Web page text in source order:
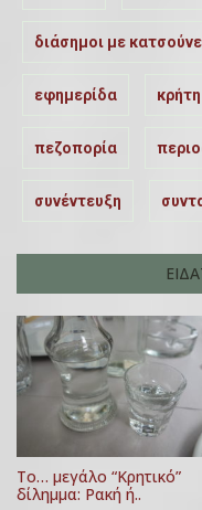
διάσημοι με
εφημερίδα κρήτη
πεζοπορία
συνέντευξη
Το… μεγάλο “Κρητικό”
δίλημμα: Ρακή ή..